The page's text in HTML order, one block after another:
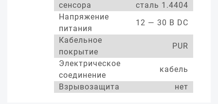
сенсора
сталь 1.4404
Напряжение
питания
12 — 30 В DC
Кабельное
покрытие
PUR
Электрическое
соединение
кабель
Взрывозащита
нет